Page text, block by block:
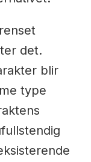
det.
blir
type